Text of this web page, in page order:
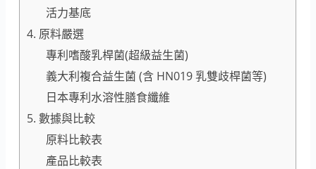
活力基底
4. 原料嚴選
專利嗜酸乳桿菌(超級益生菌)
義大利複合益生菌 (含 HN019 乳雙歧桿菌等)
日本專利水溶性膳食纖維
5. 數據與比較
原料比較表
產品比較表